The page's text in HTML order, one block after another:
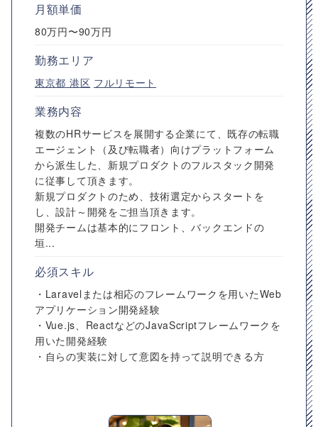
月額単価
80万円〜90万円
勤務エリア
東京都 港区 フルリモート
業務内容
複数のHRサービスを展開する企業にて、既存の転職
エージェント（及び転職者）向けプラットフォーム
から派生した、新規プロダクトのフルスタック開発
に従事して頂きます。
新規プロダクトのため、技術選定からスタートを
し、設計～開発をご担当頂きます。
開発チームは基本的にフロント、バックエンドの
垣...
必須スキル
・Laravelまたは相応のフレームワークを用いたWeb
アプリケーション開発経験
・Vue.js、ReactなどのJavaScriptフレームワークを
用いた開発経験
・自らの実装に対して意図を持って説明できる方